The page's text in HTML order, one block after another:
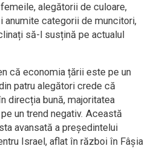
alegătorii de culoare,
anumite categorii de muncitori,
să-l susțină pe actualul
că economia țării este pe un
patru alegători crede că
direcția bună, majoritatea
un trend negativ. Această
avansată a președintelui
Israel, aflat în război în Fâşia